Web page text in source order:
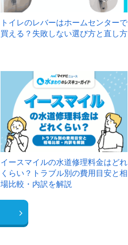
トイレのレバーはホームセンターで
買える？失敗しない選び方と直し方
イースマイルの水道修理料金はどれ
くらい？トラブル別の費用目安と相
場比較・内訳を解説